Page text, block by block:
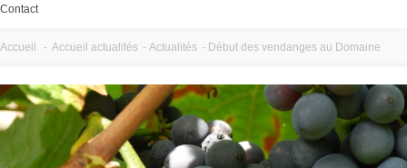
Contact
Accueil - Accueil actualités - Actualités - Début des vendanges au Domaine